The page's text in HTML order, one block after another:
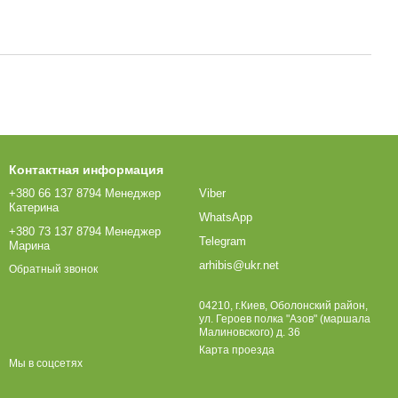
Контактная информация
+380 66 137 8794 Менеджер
Катерина
+380 73 137 8794 Менеджер
Марина
Обратный звонок
Viber
WhatsApp
Telegram
arhibis@ukr.net
04210, г.Киев, Оболонский район,
ул. Героев полка "Азов" (маршала
Малиновского) д. 36
Карта проезда
Мы в соцсетях